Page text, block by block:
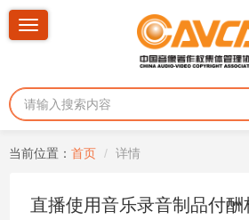
Toggle
当前位置： 首页 详情
直播使用音乐录音制品付